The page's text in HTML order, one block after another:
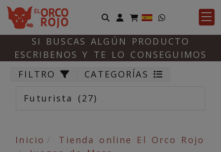
Identifícate
SI BUSCAS ALGÚN PRODUCTO
ESCRIBENOS Y TE LO CONSEGUIMOS
FILTRO
CATEGORÍAS
Futurista (27)
Inicio
Tienda online El Orco Rojo